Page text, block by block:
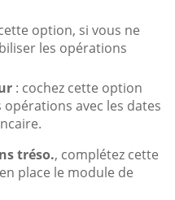
option, si vous ne
les opérations
: cochez cette option
avec les dates
tréso., complétez cette
place le module de